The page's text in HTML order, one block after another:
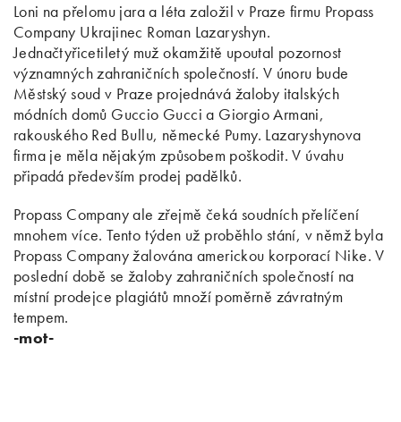
Loni na přelomu jara a léta založil v Praze firmu Propass
Company Ukrajinec Roman Lazaryshyn.
Jednačtyřicetiletý muž okamžitě upoutal pozornost
významných zahraničních společností. V únoru bude
Městský soud v Praze projednává žaloby italských
módních domů Guccio Gucci a Giorgio Armani,
rakouského Red Bullu, německé Pumy. Lazaryshynova
firma je měla nějakým způsobem poškodit. V úvahu
připadá především prodej padělků.
Propass Company ale zřejmě čeká soudních přelíčení
mnohem více. Tento týden už proběhlo stání, v němž byla
Propass Company žalována americkou korporací Nike. V
poslední době se žaloby zahraničních společností na
místní prodejce plagiátů množí poměrně závratným
tempem.
-mot-